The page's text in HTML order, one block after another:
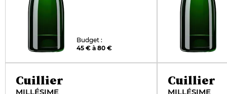
Budget :
45 € à 80 €
Cuillier
MILLÉSIME
Cuillier
MILLÉSIME